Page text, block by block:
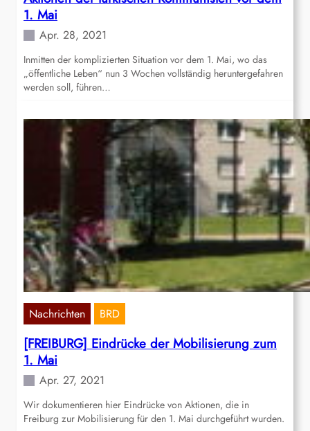
1. Mai
Apr. 28, 2021
Inmitten der komplizierten Situation vor dem 1. Mai, wo das
„öffentliche Leben“ nun 3 Wochen vollständig heruntergefahren
werden soll, führen…
Nachrichten BRD
[FREIBURG] Eindrücke der Mobilisierung zum
1. Mai
Apr. 27, 2021
Wir dokumentieren hier Eindrücke von Aktionen, die in
Freiburg zur Mobilisierung für den 1. Mai durchgeführt wurden.